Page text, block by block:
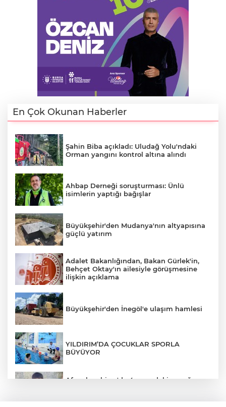
En Çok Okunan Haberler
Şahin Biba açıkladı: Uludağ Yolu'ndaki
Orman yangını kontrol altına alındı
Ahbap Derneği soruşturması: Ünlü
isimlerin yaptığı bağışlar
Büyükşehir'den Mudanya'nın altyapısına
güçlü yatırım
Adalet Bakanlığından, Bakan Gürlek'in,
Behçet Oktay'ın ailesiyle görüşmesine
ilişkin açıklama
Büyükşehir'den İnegöl'e ulaşım hamlesi
YILDIRIM’DA ÇOCUKLAR SPORLA
BÜYÜYOR
Afyonkarahisar'da 4 yaşındaki çocuğun